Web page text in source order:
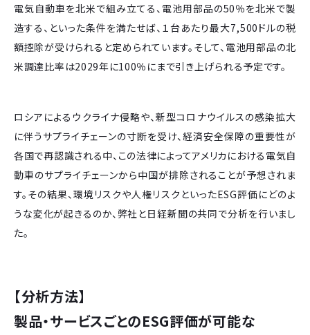
電気自動車を北米で組み立てる、電池用部品の50％を北米で製
造する、といった条件を満たせば、１台あたり最大7,500ドルの税
額控除が受けられると定められています。そして、電池用部品の北
米調達比率は2029年に100％にまで引き上げられる予定です。
ロシアによるウクライナ侵略や、新型コロナウイルスの感染拡大
に伴うサプライチェーンの寸断を受け、経済安全保障の重要性が
各国で再認識される中、この法律によってアメリカにおける電気自
動車のサプライチェーンから中国が排除されることが予想されま
す。その結果、環境リスクや人権リスクといったESG評価にどのよ
うな変化が起きるのか、弊社と日経新聞の共同で分析を行いまし
た。
【分析方法】
製品・サービスごとのESG評価が可能な